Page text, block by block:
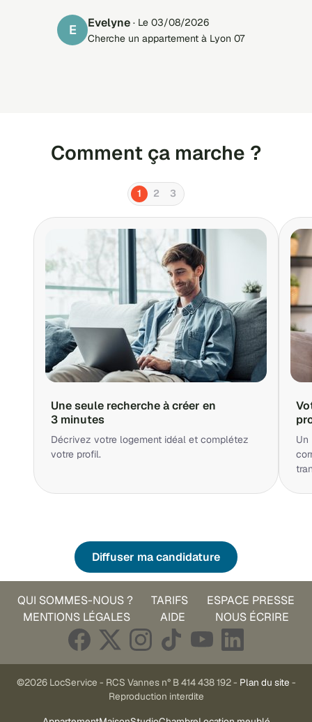
E Evelyne · Le 03/08/2026
Cherche un appartement à Lyon 07
Comment ça marche ?
1 2 3
Une seule recherche à créer en
3 minutes
Décrivez votre logement idéal et complétez
votre profil.
Un
Diffuser ma candidature
QUI SOMMES-NOUS ? TARIFS
ESPACE PRESSE
MENTIONS LÉGALES
AIDE NOUS ÉCRIRE
©2026 LocService - RCS Vannes n° B 414 438 192 - Plan du site -
Reproduction interdite